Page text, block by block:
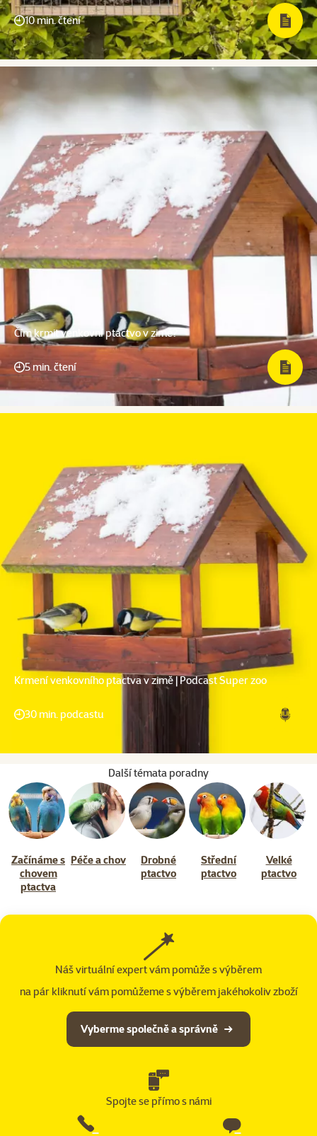
10 min. čtení
Čím krmit venkovní ptactvo v zimě?
5 min. čtení
Krmení venkovního ptactva v zimě | Podcast Super zoo
30 min. podcastu
Další témata poradny
Začínáme s
chovem
ptactva
Péče a chov
Drobné
ptactvo
Střední
ptactvo
Velké
ptactvo
Náš virtuální expert vám pomůže s výběrem
na pár kliknutí vám pomůžeme s výběrem jakéhokoliv zboží
Vyberme společně a správně
Spojte se přímo s námi